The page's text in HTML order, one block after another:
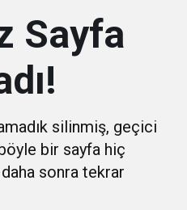
Sayfa
silinmiş, geçici
bir sayfa hiç
sonra tekrar